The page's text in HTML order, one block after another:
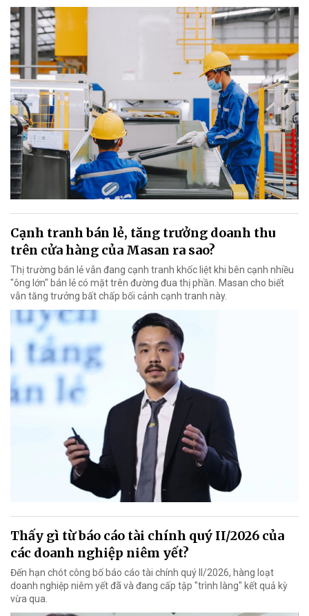
Cạnh tranh bán lẻ, tăng trưởng doanh thu
trên cửa hàng của Masan ra sao?
Thị trường bán lẻ vẫn đang cạnh tranh khốc liệt khi bên cạnh nhiều
"ông lớn" bán lẻ có mặt trên đường đua thị phần. Masan cho biết
vẫn tăng trưởng bất chấp bối cảnh cạnh tranh này.
Thấy gì từ báo cáo tài chính quý II/2026 của
các doanh nghiệp niêm yết?
Đến hạn chót công bố báo cáo tài chính quý II/2026, hàng loạt
doanh nghiệp niêm yết đã và đang cấp tập "trình làng" kết quả kỳ
vừa qua.